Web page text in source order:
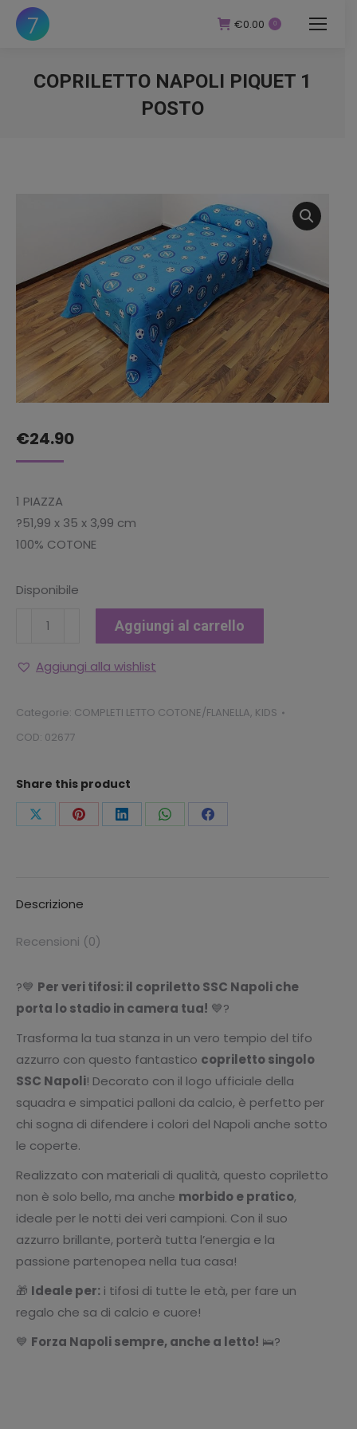
€0.00 0
COPRILETTO NAPOLI PIQUET 1
POSTO
€24.90
1 PIAZZA
?51,99 x 35 x 3,99 cm
100% COTONE
Disponibile
COPRILETTO
PIQUET
Aggiungi al carrello
Aggiungi alla wishlist
Categorie: COMPLETI LETTO COTONE/FLANELLA, KIDS
COD: 02677
Share this product
CondividiCondividiCondividiCondividiCondividi
Descrizione
Recensioni (0)
?💙 Per veri tifosi: il copriletto SSC Napoli che
porta lo stadio in camera tua! 💙?
Trasforma la tua stanza in un vero tempio del tifo
azzurro con questo fantastico copriletto singolo
SSC Napoli! Decorato con il logo ufficiale della
squadra e simpatici palloni da calcio, è perfetto per
chi sogna di difendere i colori del Napoli anche sotto
le coperte.
Realizzato con materiali di qualità, questo copriletto
non è solo bello, ma anche morbido e pratico,
ideale per le notti dei veri campioni. Con il suo
azzurro brillante, porterà tutta l’energia e la
passione partenopea nella tua casa!
🎁 Ideale per: i tifosi di tutte le età, per fare un
regalo che sa di calcio e cuore!
💙 Forza Napoli sempre, anche a letto! 🛌?